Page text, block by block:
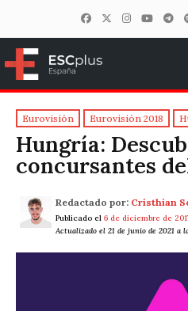
ESCplus España
Eurovisión Eurovisión 2018
Hungría:
concursantes
Redactado por: Cristhian
Publicado el 6 de diciembre de
Actualizado el 21 de junio de 2021 a